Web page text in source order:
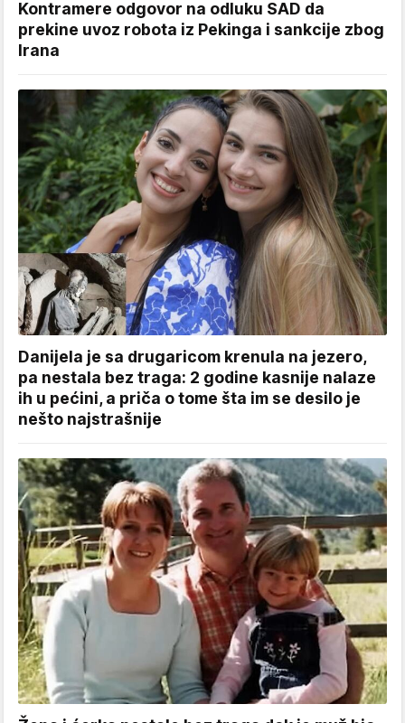
Kontramere odgovor na odluku SAD da
prekine uvoz robota iz Pekinga i sankcije zbog
Irana
Danijela je sa drugaricom krenula na jezero,
pa nestala bez traga: 2 godine kasnije nalaze
ih u pećini, a priča o tome šta im se desilo je
nešto najstrašnije